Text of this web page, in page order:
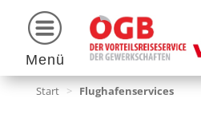
Menü
Start > Flughafenservices